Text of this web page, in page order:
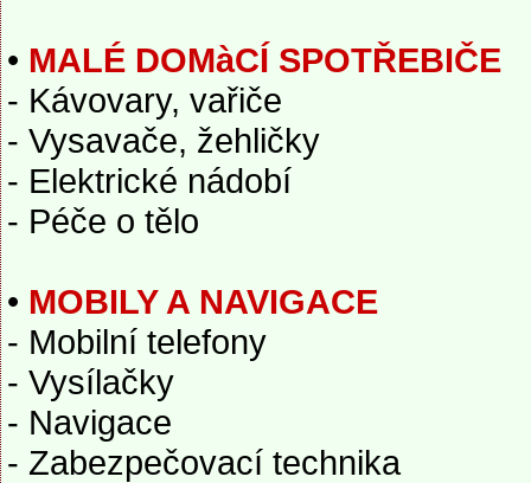
• MALÉ DOMàCÍ SPOTŘEBIČE
- Kávovary, vařiče
- Vysavače, žehličky
- Elektrické nádobí
- Péče o tělo
• MOBILY A NAVIGACE
- Mobilní telefony
- Vysílačky
- Navigace
- Zabezpečovací technika